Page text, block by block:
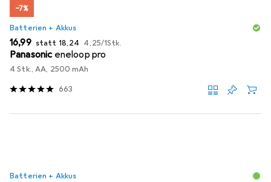
−7%
Batterien + Akkus
EUR
16,99 statt EUR
18,24 EUR
4,25/1Stk.
Panasonic eneloop pro
4 Stk., AA, 2500 mAh
663
Batterien + Akkus